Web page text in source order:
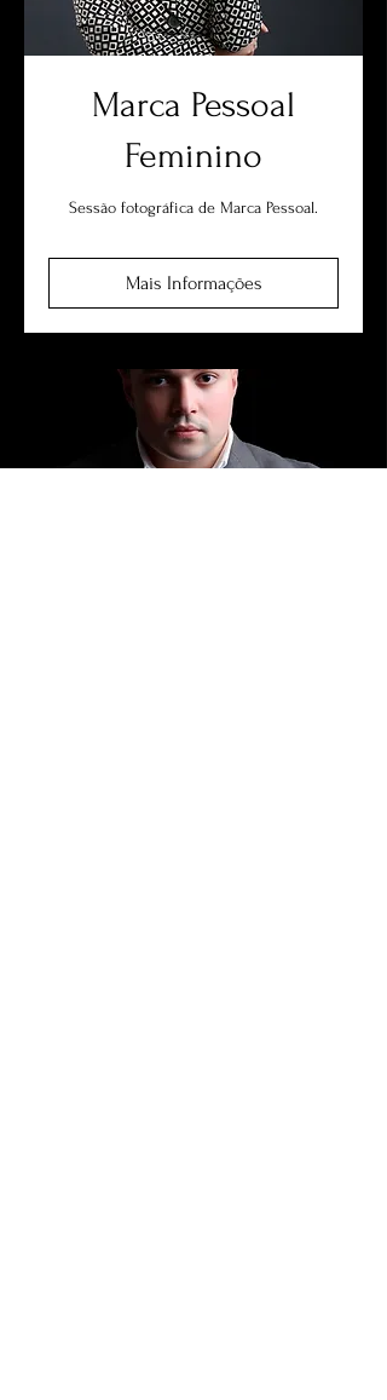
Marca Pessoal
Feminino
Sessão fotográfica de Marca Pessoal.
Mais Informações